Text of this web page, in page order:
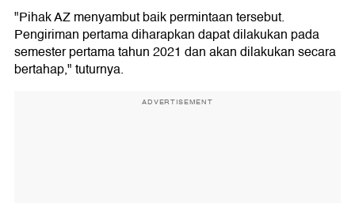
"Pihak AZ menyambut baik permintaan tersebut.
Pengiriman pertama diharapkan dapat dilakukan pada
semester pertama tahun 2021 dan akan dilakukan secara
bertahap," tuturnya.
ADVERTISEMENT